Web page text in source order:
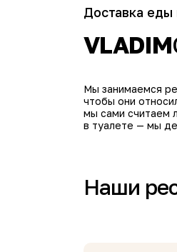
Доставка еды
VLADIM
Мы занимаемся
чтобы они
мы сами считаем
в туалете — мы
Наши